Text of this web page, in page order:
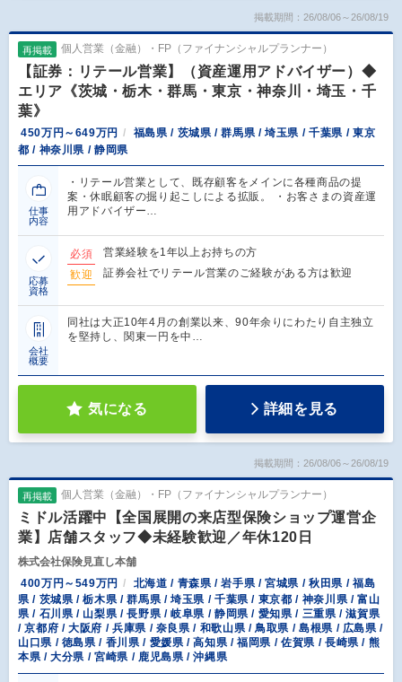
掲載期間：26/08/06～26/08/19
再掲載 個人営業（金融）・FP（ファイナンシャルプランナー）
【証券：リテール営業】（資産運用アドバイザー）◆
エリア《茨城・栃木・群馬・東京・神奈川・埼玉・千
葉》
450万円～649万円
福島県 / 茨城県 / 群馬県 / 埼玉県 / 千葉県 / 東京
都 / 神奈川県 / 静岡県
仕事
内容
・リテール営業として、既存顧客をメインに各種商品の提
案・休眠顧客の掘り起こしによる拡販。 ・お客さまの資産運
用アドバイザー…
応募
資格
必須
営業経験を1年以上お持ちの方
歓迎
証券会社でリテール営業のご経験がある方は歓迎
会社
概要
同社は大正10年4月の創業以来、90年余りにわたり自主独立
を堅持し、関東一円を中…
気になる 詳細を見る
掲載期間：26/08/06～26/08/19
再掲載 個人営業（金融）・FP（ファイナンシャルプランナー）
ミドル活躍中【全国展開の来店型保険ショップ運営企
業】店舗スタッフ◆未経験歓迎／年休120日
株式会社保険見直し本舗
400万円～549万円
北海道 / 青森県 / 岩手県 / 宮城県 / 秋田県 / 福島
県 / 茨城県 / 栃木県 / 群馬県 / 埼玉県 / 千葉県 / 東京都 / 神奈川県 / 富山
県 / 石川県 / 山梨県 / 長野県 / 岐阜県 / 静岡県 / 愛知県 / 三重県 / 滋賀県
/ 京都府 / 大阪府 / 兵庫県 / 奈良県 / 和歌山県 / 鳥取県 / 島根県 / 広島県 /
山口県 / 徳島県 / 香川県 / 愛媛県 / 高知県 / 福岡県 / 佐賀県 / 長崎県 / 熊
本県 / 大分県 / 宮崎県 / 鹿児島県 / 沖縄県